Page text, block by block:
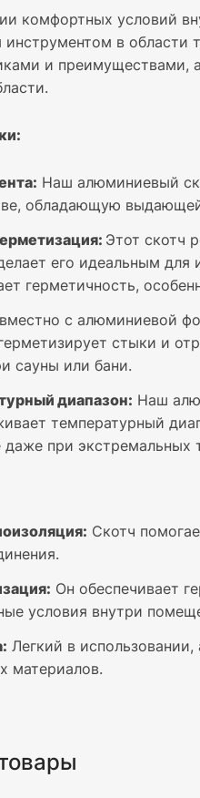
комфортных условий
в области
и преимуществами,
Наш алюминиевый
обладающую
Этот скотч
его идеальным для
герметичность,
с алюминиевой
стыки и
сауны или бани.
диапазон: Наш
температурный
при экстремальных
Скотч
Он обеспечивает
условия внутри
Легкий в
материалов.